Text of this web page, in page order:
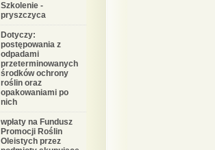
Szkolenie -
pryszczyca
Dotyczy:
postępowania z
odpadami
przeterminowanych
środków ochrony
roślin oraz
opakowaniami po
nich
wpłaty na Fundusz
Promocji Roślin
Oleistych przez